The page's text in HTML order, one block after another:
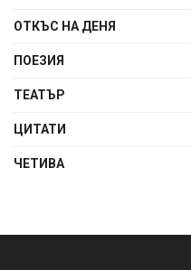
ОТКЪС НА ДЕНЯ
ПОЕЗИЯ
ТЕАТЪР
ЦИТАТИ
ЧЕТИВА